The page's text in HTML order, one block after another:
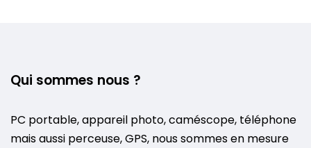
Qui sommes nous ?
PC portable, appareil photo, caméscope, téléphone
mais aussi perceuse, GPS, nous sommes en mesure